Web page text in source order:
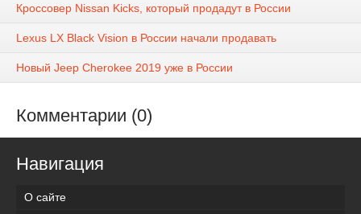
Кроссовер Nissan Kicks, который продадут в России
Lexus LX Black Vision в России начали продавать
Новый Jeep Cherokee 2019 уже в России
Комментарии (0)
Навигация
О сайте